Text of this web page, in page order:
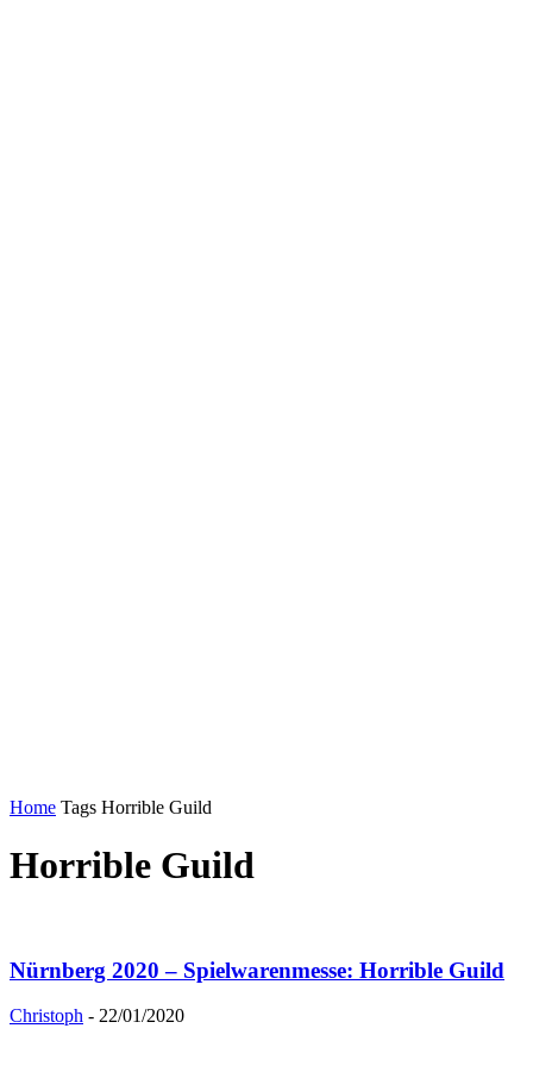
Home Tags Horrible Guild
Horrible Guild
Nürnberg 2020 – Spielwarenmesse: Horrible Guild
Christoph - 22/01/2020